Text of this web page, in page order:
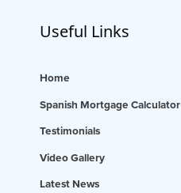
Useful Links
Home
Spanish Mortgage Calculator
Testimonials
Video Gallery
Latest News